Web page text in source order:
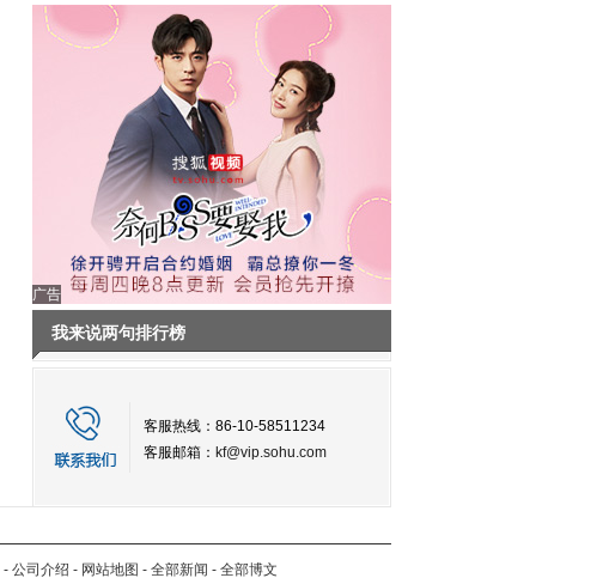
广告
我来说两句排行榜
客服热线：86-10-58511234
客服邮箱： kf@vip.sohu.com
- 公司介绍 - 网站地图 - 全部新闻 - 全部博文